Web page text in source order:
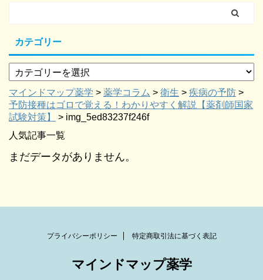
カテゴリー
マインドマップ薬学 > 薬学コラム > 衛生 > 疾病の予防 >
予防接種はゴロで覚える！わかりやすく解説【薬剤師国家
試験対策】
> img_5ed83237f246f
人気記事一覧
まだデータがありません。
プライバシーポリシー 特定商取引法に基づく表記
マインドマップ薬学